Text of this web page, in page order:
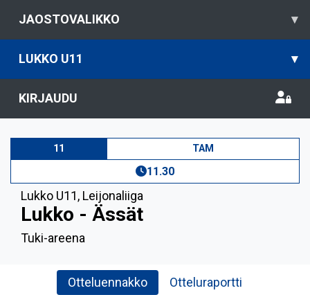
JAOSTOVALIKKO ▾
LUKKO U11 ▾
KIRJAUDU
11 TAM
11.30
Lukko U11, Leijonaliiga
Lukko - Ässät
Tuki-areena
Otteluennakko Otteluraportti